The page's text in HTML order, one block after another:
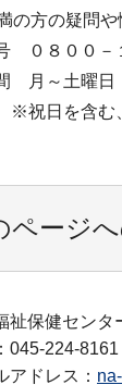
の方の疑問や
０８００－
月～土曜日
含む、年
ページ
祉保健センタ
045-224-8161
アドレス：